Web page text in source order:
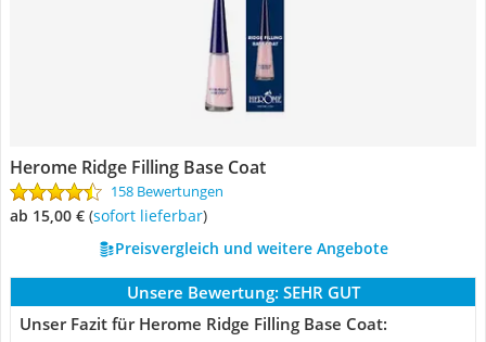
Herome Ridge Filling Base Coat
158 Bewertungen
ab 15,00 € ( Sofort lieferbar)
Preisvergleich und weitere Angebote
Unsere Bewertung: SEHR GUT
Unser Fazit für Herome Ridge Filling Base Coat: